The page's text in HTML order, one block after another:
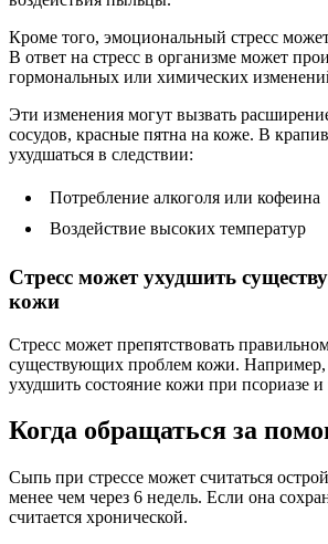
Кроме того, эмоциональный стресс
В ответ на стресс в организме может
гормональных или химических
Эти изменения могут вызвать
сосудов, красные пятна на коже. В
ухудшаться в следствии:
Потребление алкоголя или кофеина
Воздействие высоких температур
Стресс может ухудшить
кожи
Стресс может препятствовать
существующих проблем кожи. Например,
ухудшить состояние кожи при псориазе и
Когда обращаться за
Сыпь при стрессе может считаться
менее чем через 6 недель. Если она
считается хронической.